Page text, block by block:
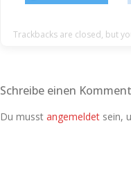
Trackbacks are closed, but
Schreibe einen
Du musst angemeldet sein,